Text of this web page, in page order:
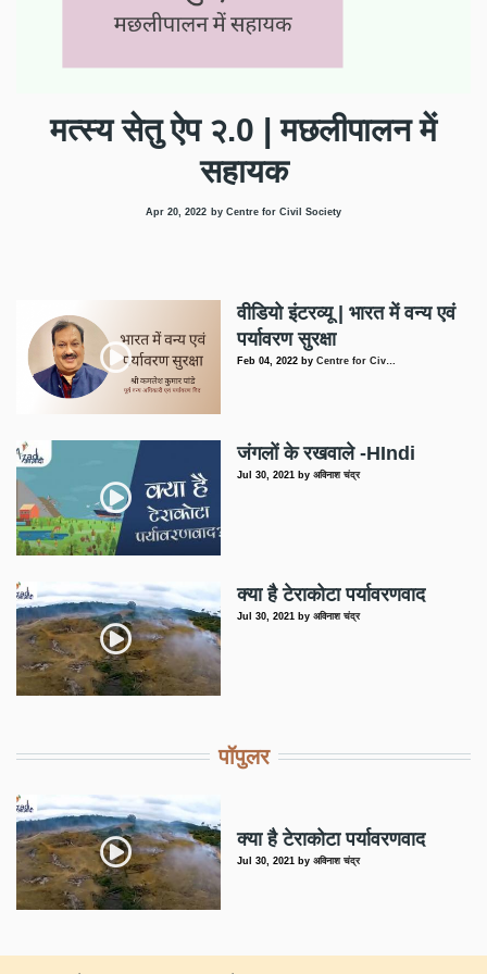
मत्स्य सेतु ऐप २.0 | मछलीपालन में
सहायक
Apr 20, 2022 by Centre for Civil Society
वीडियो इंटरव्यू | भारत में वन्य एवं
पर्यावरण सुरक्षा
Feb 04, 2022 byCentre for Civ…
जंगलों के रखवाले -HIndi
Jul 30, 2021 byअविनाश चंद्र
क्या है टेराकोटा पर्यावरणवाद
Jul 30, 2021 byअविनाश चंद्र
पॉपुलर
क्या है टेराकोटा पर्यावरणवाद
Jul 30, 2021 byअविनाश चंद्र